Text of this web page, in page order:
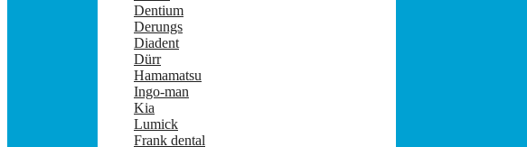
Dentium
Derungs
Diadent
Dürr
Hamamatsu
Ingo-man
Kia
Lumick
Frank dental